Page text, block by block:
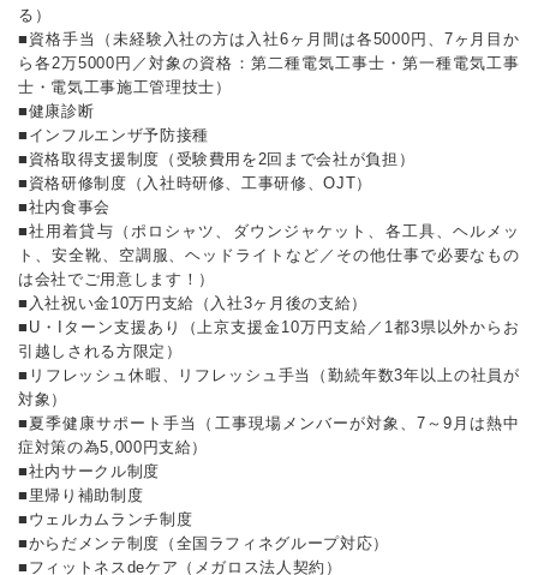
る）
■資格手当（未経験入社の方は入社6ヶ月間は各5000円、7ヶ月目か
ら各2万5000円／対象の資格：第二種電気工事士・第一種電気工事
士・電気工事施工管理技士）
■健康診断
■インフルエンザ予防接種
■資格取得支援制度（受験費用を2回まで会社が負担）
■資格研修制度（入社時研修、工事研修、OJT）
■社内食事会
■社用着貸与（ポロシャツ、ダウンジャケット、各工具、ヘルメッ
ト、安全靴、空調服、ヘッドライトなど／その他仕事で必要なもの
は会社でご用意します！）
■入社祝い金10万円支給（入社3ヶ月後の支給）
■U・Iターン支援あり（上京支援金10万円支給／1都3県以外からお
引越しされる方限定）
■リフレッシュ休暇、リフレッシュ手当（勤続年数3年以上の社員が
対象）
■夏季健康サポート手当（工事現場メンバーが対象、7～9月は熱中
症対策の為5,000円支給）
■社内サークル制度
■里帰り補助制度
■ウェルカムランチ制度
■からだメンテ制度（全国ラフィネグループ対応）
■フィットネスdeケア（メガロス法人契約）